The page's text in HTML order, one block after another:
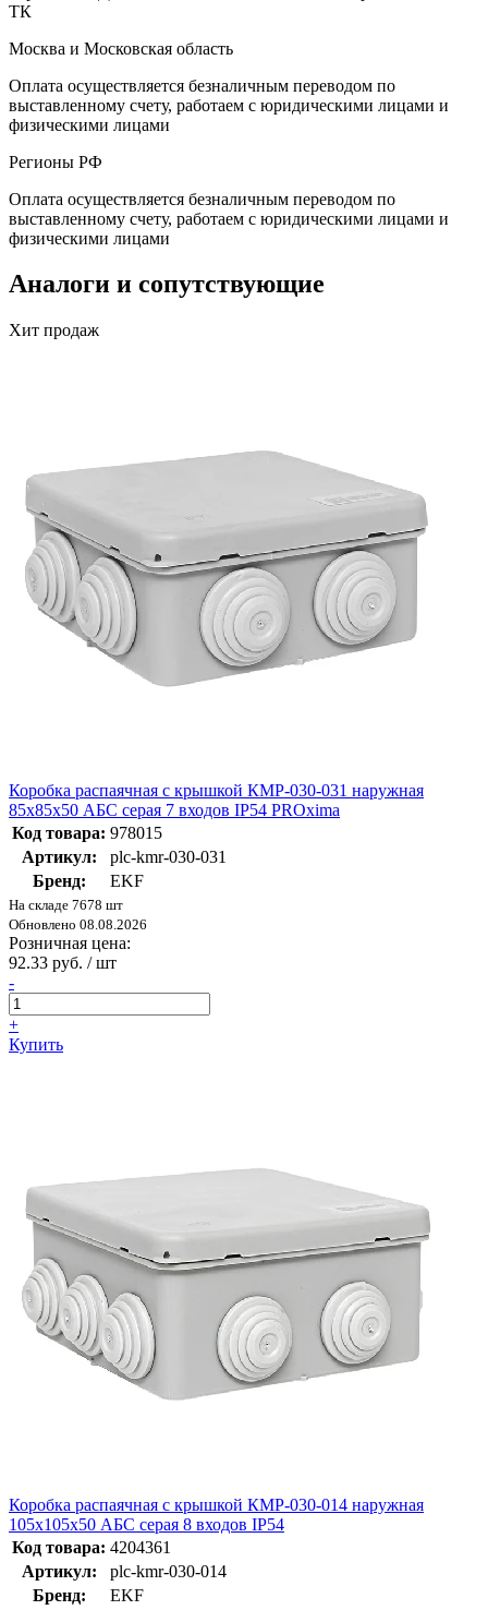
ТК
Москва и Московская область
Оплата осуществляется безналичным переводом по
выставленному счету, работаем с юридическими лицами и
физическими лицами
Регионы РФ
Оплата осуществляется безналичным переводом по
выставленному счету, работаем с юридическими лицами и
физическими лицами
Аналоги и сопутствующие
Хит продаж
Коробка распаячная с крышкой КМР-030-031 наружная
85х85х50 АБС серая 7 входов IP54 PROxima
Код товара: 978015
Артикул:
plc-kmr-030-031
Бренд:
EKF
На складе 7678 шт
Обновлено 08.08.2026
Розничная цена:
92.33 руб. / шт
-
+
Купить
Коробка распаячная с крышкой КМР-030-014 наружная
105х105х50 АБС серая 8 входов IP54
Код товара: 4204361
Артикул:
plc-kmr-030-014
Бренд:
EKF